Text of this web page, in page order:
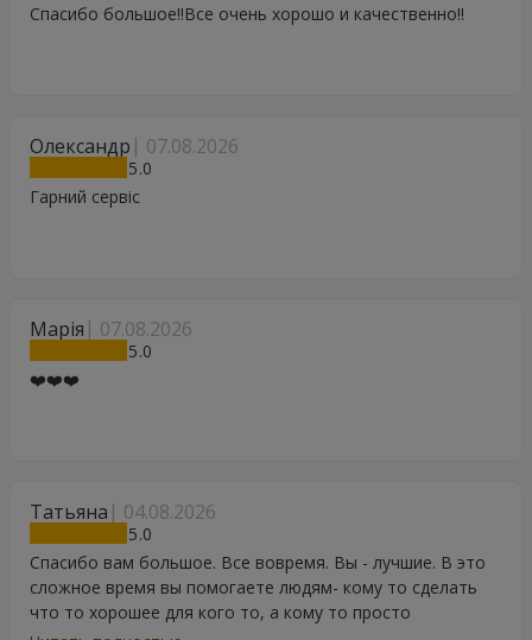
Спасибо большое!!Все очень хорошо и качественно!!
Олександр 07.08.2026
5
Гарний сервіс
Марія 07.08.2026
5
❤️❤️❤️
Татьяна 04.08.2026
5
Спасибо вам большое. Все вовремя. Вы - лучшие. В это
сложное время вы помогаете людям- кому то сделать
что то хорошее для кого то, а кому то просто